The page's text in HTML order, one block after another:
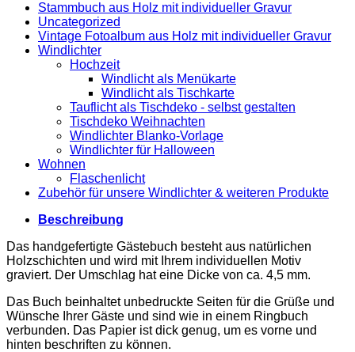
Stammbuch aus Holz mit individueller Gravur
Uncategorized
Vintage Fotoalbum aus Holz mit individueller Gravur
Windlichter
Hochzeit
Windlicht als Menükarte
Windlicht als Tischkarte
Tauflicht als Tischdeko - selbst gestalten
Tischdeko Weihnachten
Windlichter Blanko-Vorlage
Windlichter für Halloween
Wohnen
Flaschenlicht
Zubehör für unsere Windlichter & weiteren Produkte
Beschreibung
Das handgefertigte Gästebuch besteht aus natürlichen
Holzschichten und wird mit Ihrem individuellen Motiv
graviert. Der Umschlag hat eine Dicke von ca. 4,5 mm.
Das Buch beinhaltet unbedruckte Seiten für die Grüße und
Wünsche Ihrer Gäste und sind wie in einem Ringbuch
verbunden. Das Papier ist dick genug, um es vorne und
hinten beschriften zu können.